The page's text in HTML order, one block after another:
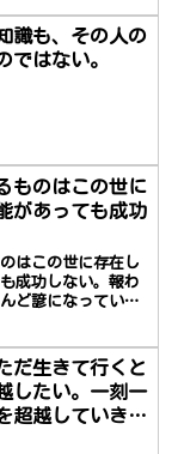
識も、その人の
ではない。
ものはこの世に
があっても成功
はこの世に存在し
成功しない。報わ
ど諺になってい
ローガンは、人類
し、これからも解
ルバン・クーリッ
can take the
...
だ生きて行くと
したい。一刻一
超越していきた